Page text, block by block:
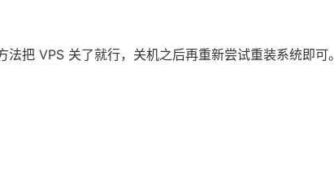
把 VPS 关了就行，关机之后再重新尝试重装系统即可。